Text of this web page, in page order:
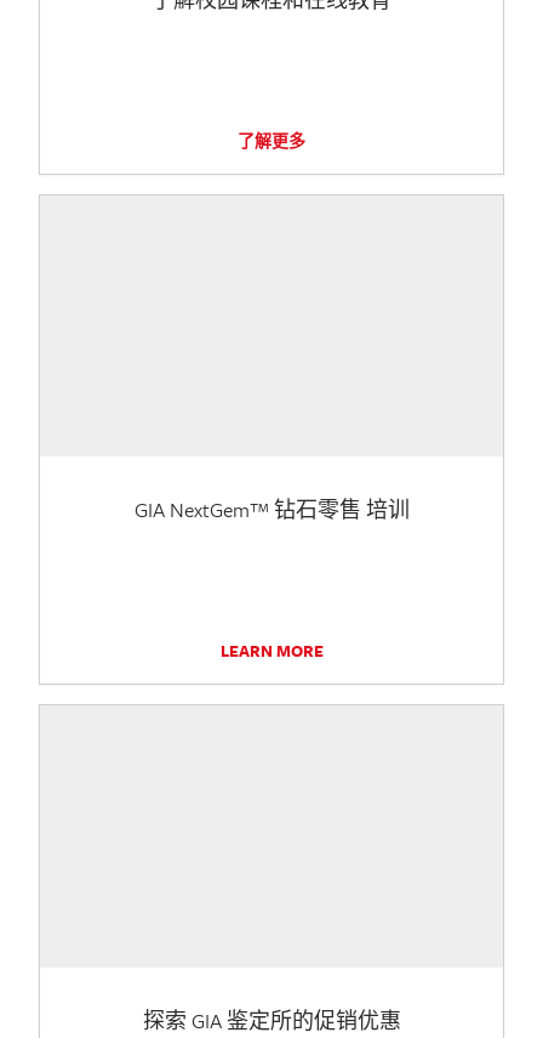
了解更多
GIA NextGem™ 钻石零售 培训
LEARN MORE
探索 GIA 鉴定所的促销优惠